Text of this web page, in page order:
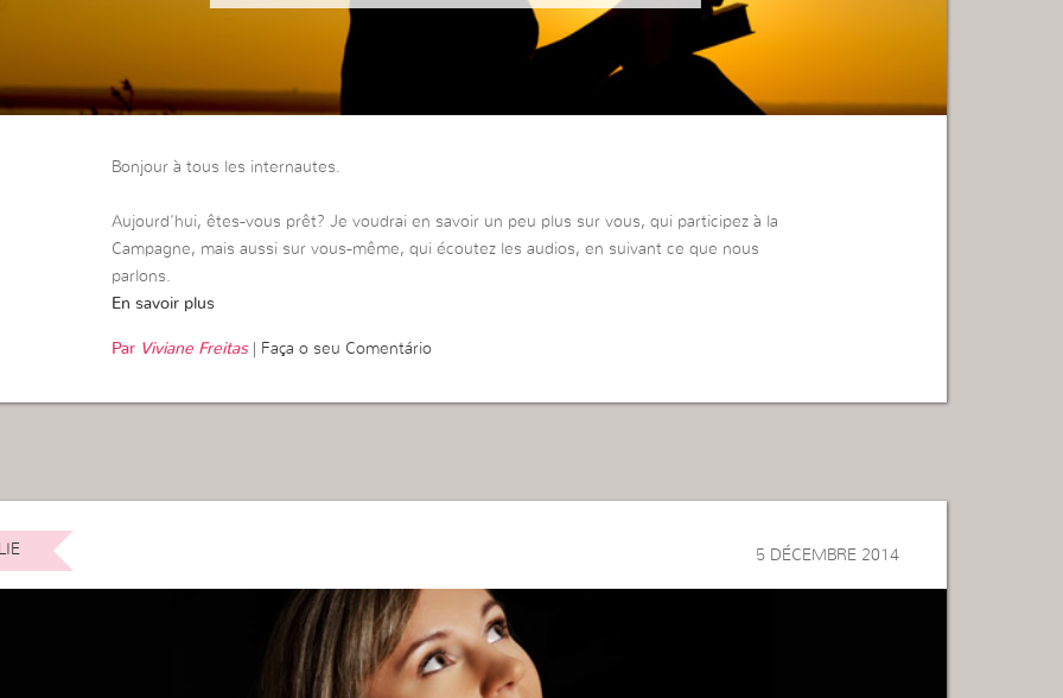
Bonjour à tous les internautes.
Aujourd’hui, êtes-vous prêt? Je voudrai en savoir un peu plus sur vous, qui participez à la
Campagne, mais aussi sur vous-même, qui écoutez les audios, en suivant ce que nous
parlons.
En savoir plus
Par Viviane Freitas| Faça o seu Comentário
5 DÉCEMBRE 2014